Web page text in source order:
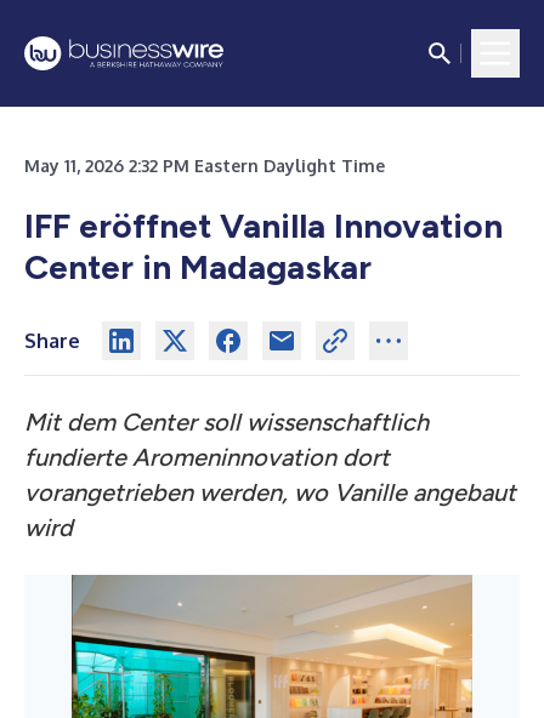
May 11, 2026 2:32 PM Eastern Daylight Time
IFF eröffnet Vanilla Innovation
Center in Madagaskar
Share
Mit dem Center soll wissenschaftlich
fundierte Aromeninnovation dort
vorangetrieben werden, wo Vanille angebaut
wird